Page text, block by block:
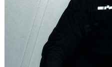
actualité